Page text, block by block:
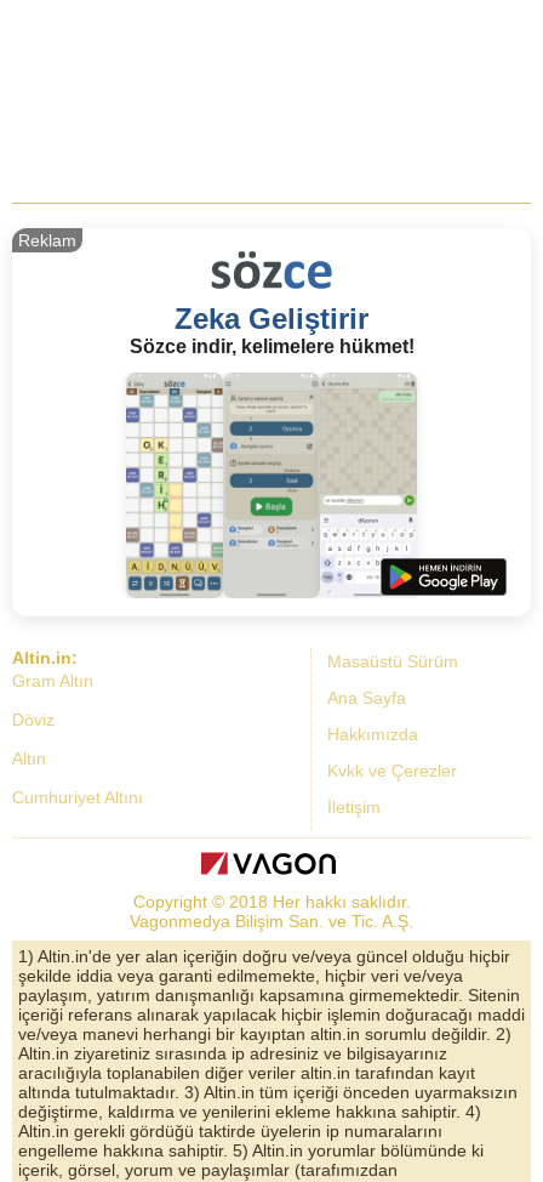
Zeka Geliştirir
Sözce indir, kelimelere hükmet!
Reklam
Masaüstü Sürüm
Ana Sayfa
Hakkımızda
Kvkk ve Çerezler
İletişim
Altin.in:
Gram Altın
Döviz
Altın
Cumhuriyet Altını
Dolar Kuru
Altın Yorumları
Döviz Kurları
Çeyrek Altın
Bitcoin
Euro/Dolar Parite
Sterlin
Copyright © 2018 Her hakkı saklıdır.
Vagonmedya Bilişim San. ve Tic. A.Ş.
1) Altin.in'de yer alan içeriğin doğru ve/veya güncel olduğu hiçbir
şekilde iddia veya garanti edilmemekte, hiçbir veri ve/veya
paylaşım, yatırım danışmanlığı kapsamına girmemektedir. Sitenin
içeriği referans alınarak yapılacak hiçbir işlemin doğuracağı maddi
ve/veya manevi herhangi bir kayıptan altin.in sorumlu değildir. 2)
Altin.in ziyaretiniz sırasında ip adresiniz ve bilgisayarınız
aracılığıyla toplanabilen diğer veriler altin.in tarafından kayıt
altında tutulmaktadır. 3) Altin.in tüm içeriği önceden uyarmaksızın
değiştirme, kaldırma ve yenilerini ekleme hakkına sahiptir. 4)
Altin.in gerekli gördüğü taktirde üyelerin ip numaralarını
engelleme hakkına sahiptir. 5) Altin.in yorumlar bölümünde ki
içerik, görsel, yorum ve paylaşımlar (tarafımızdan